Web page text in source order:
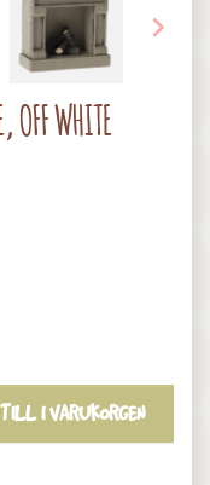

WHITE
I VARUKORGEN